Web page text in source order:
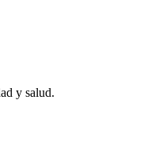
y salud.